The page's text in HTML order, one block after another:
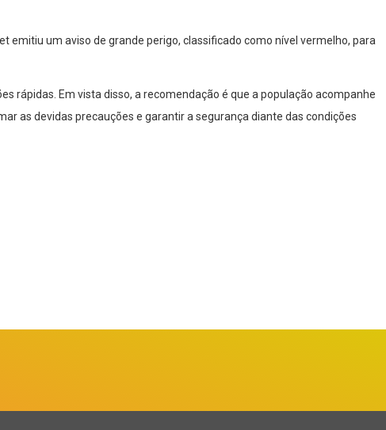
um aviso de grande perigo, classificado como nível vermelho, para
rápidas. Em vista disso, a recomendação é que a população acompanhe
as devidas precauções e garantir a segurança diante das condições